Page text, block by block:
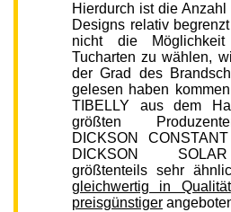
Hierdurch ist die Anzahl
Designs relativ
nicht die
Tucharten zu wählen,
der Grad des
gelesen haben
TIBELLY aus dem
größten
DICKSON
DICKSON
größtenteils sehr
gleichwertig in Qualität
preisgünstiger